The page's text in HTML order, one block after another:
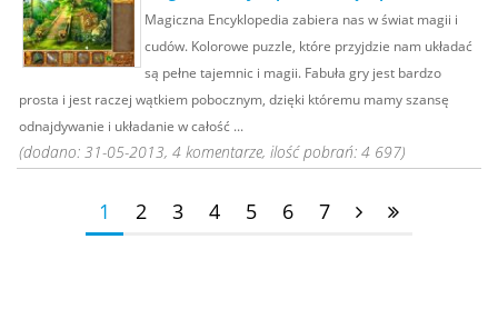
Magiczna Encyklopedia zabiera nas w świat magii i
cudów. Kolorowe puzzle, które przyjdzie nam układać
są pełne tajemnic i magii. Fabuła gry jest bardzo
prosta i jest raczej wątkiem pobocznym, dzięki któremu mamy szansę
odnajdywanie i układanie w całość ...
(dodano: 31-05-2013, 4 komentarze, ilość pobrań: 4 697)
1 2 3 4 5 6 7